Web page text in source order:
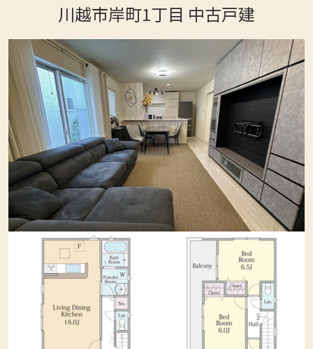
川越市岸町1丁目 中古戸建